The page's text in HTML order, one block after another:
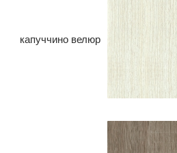
капуччино велюр